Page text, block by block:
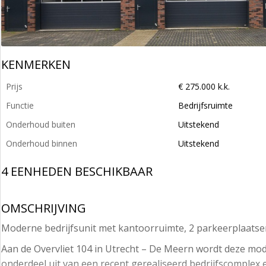
KENMERKEN
Prijs
€ 275.000 k.k.
Functie
Bedrijfsruimte
Onderhoud buiten
Uitstekend
Onderhoud binnen
Uitstekend
4 EENHEDEN BESCHIKBAAR
OMSCHRIJVING
Moderne bedrijfsunit met kantoorruimte, 2
Aan de Overvliet 104 in Utrecht – De Meern wordt deze